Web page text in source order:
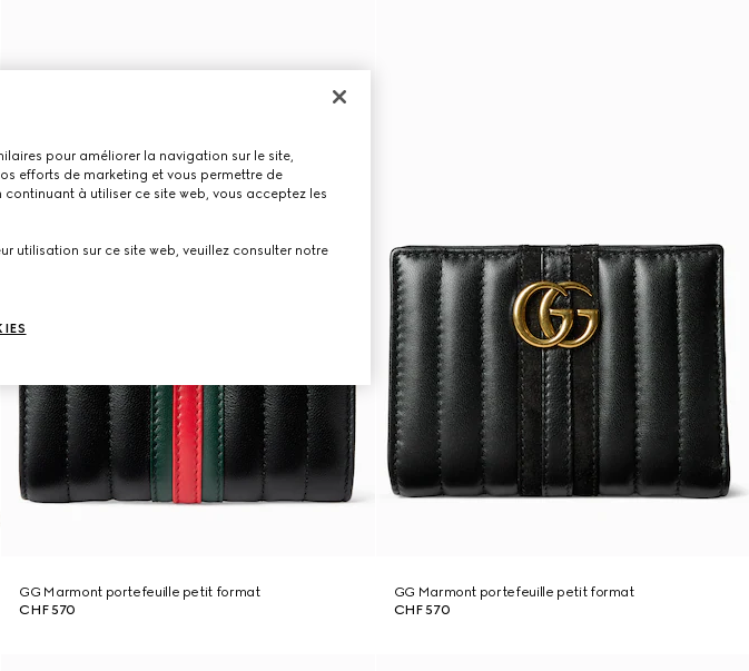
GG Marmont portefeuille petit format
CHF 570
GG Marmont portefeuille petit format
CHF 570
pour améliorer la navigation sur le site,
efforts de marketing et vous permettre de
à utiliser ce site web, vous acceptez les
utilisation sur ce site web, veuillez consulter notre